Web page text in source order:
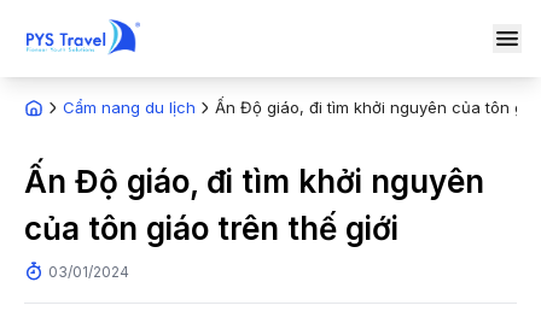
Cẩm nang du lịch Ấn Độ giáo, đi tìm khởi nguyên của tôn
Ấn Độ giáo, đi tìm khởi nguyên
của tôn giáo trên thế giới
03/01/2024